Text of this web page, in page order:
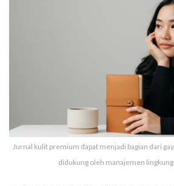
Jurnal kulit premium dapat menjadi bagian dari
didukung oleh manajemen